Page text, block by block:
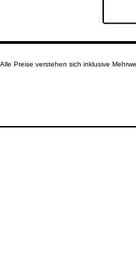
Alle Preise verstehen sich inklusive